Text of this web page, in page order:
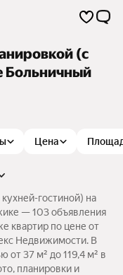
(с
Больничный
Цена
гостиной) на
— 103 объявления
квартир по цене от
Недвижимости. В
от 37 м² до 119,4 м² в
планировки и